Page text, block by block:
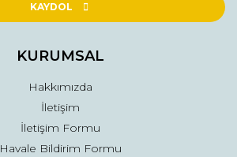
eksik bilgiler bulunuyor.
daha pahalı.
KAYDOL
KURUMSAL
Hakkımızda
İletişim
İletişim Formu
Havale Bildirim Formu